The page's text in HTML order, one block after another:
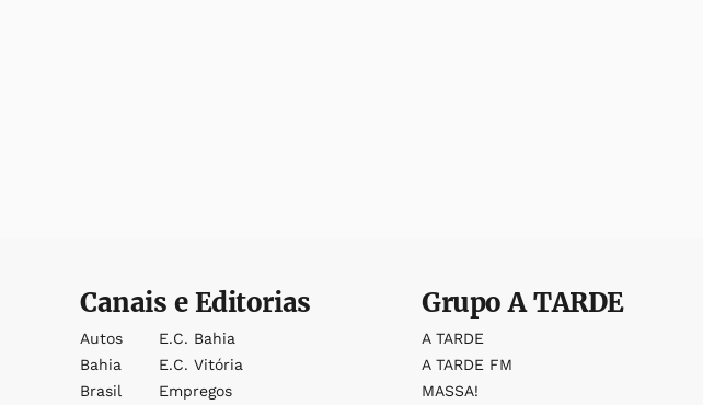
Canais e Editorias
Autos
Bahia
Brasil
E.c. Bahia
E.c. Vitória
Empregos
GrupoA TARDE
A TARDE
A TARDE FM
MASSA!